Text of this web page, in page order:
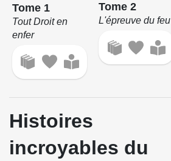
Tome 1
Tout Droit en
enfer
Tome 2
L'épreuve du feu
Histoires
incroyables du